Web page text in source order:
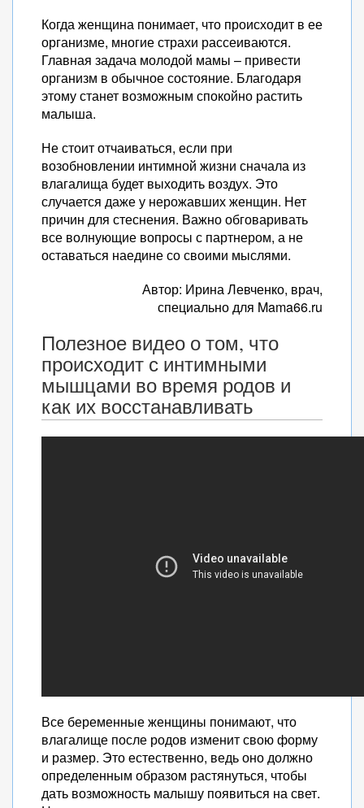
Когда женщина понимает, что происходит в ее
организме, многие страхи рассеиваются.
Главная задача молодой мамы – привести
организм в обычное состояние. Благодаря
этому станет возможным спокойно растить
малыша.
Не стоит отчаиваться, если при
возобновлении интимной жизни сначала из
влагалища будет выходить воздух. Это
случается даже у нерожавших женщин. Нет
причин для стеснения. Важно обговаривать
все волнующие вопросы с партнером, а не
оставаться наедине со своими мыслями.
Автор: Ирина Левченко, врач,
специально для Mama66.ru
Полезное видео о том, что
происходит с интимными
мышцами во время родов и
как их восстанавливать
Все беременные женщины понимают, что
влагалище после родов изменит свою форму
и размер. Это естественно, ведь оно должно
определенным образом растянуться, чтобы
дать возможность малышу появиться на свет.